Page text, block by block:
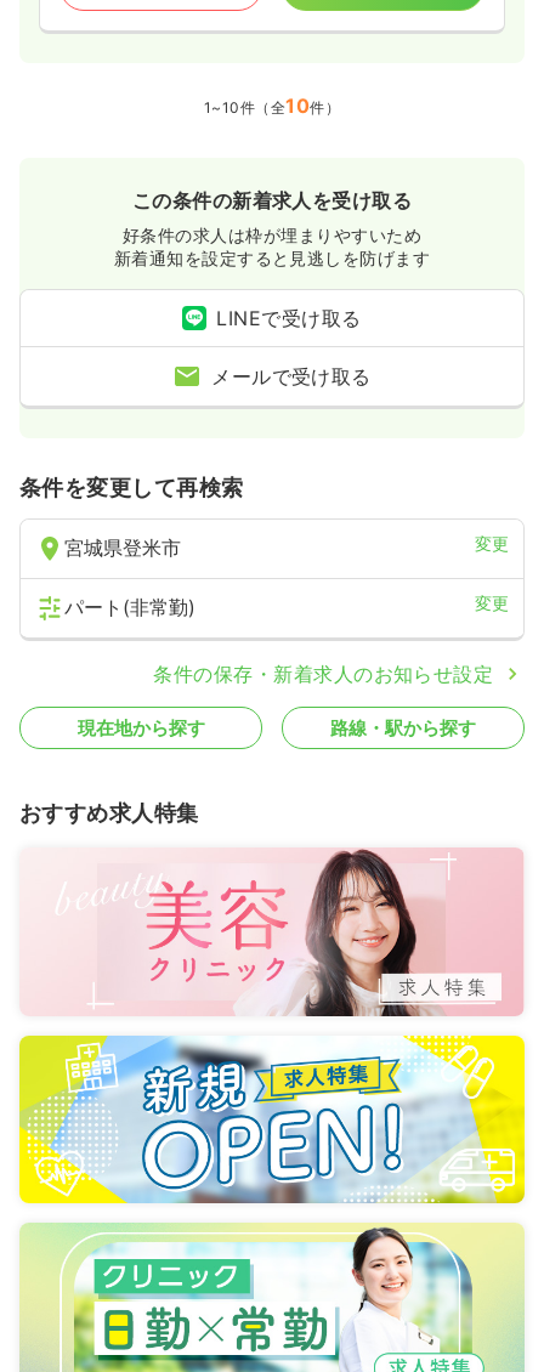
1~10件（全10件）
この条件の新着求人を受け取る
好条件の求人は枠が埋まりやすいため
新着通知を設定すると見逃しを防げます
LINEで受け取る
メールで受け取る
条件を変更して再検索
宮城県登米市 変更
パート(非常勤) 変更
条件の保存・新着求人のお知らせ設定
現在地から探す 路線・駅から探す
おすすめ求人特集